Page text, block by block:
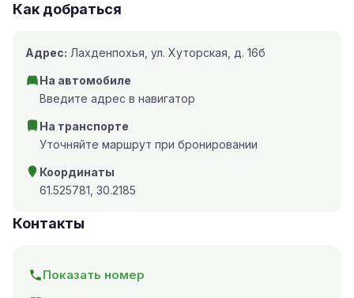
Как добраться
Адрес: Лахденпохья, ул. Хуторская, д. 16б
На автомобиле
Введите адрес в навигатор
На транспорте
Уточняйте маршрут при бронировании
Координаты
61.525781, 30.2185
Контакты
Показать номер